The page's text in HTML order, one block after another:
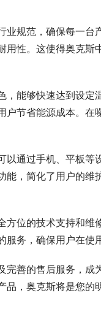
业规范，确保每一台
用性。这使得奥克斯
能够快速达到设定
户节省能源成本。在
通过手机、平板等
，简化了用户的维
位的技术支持和维
务，确保用户在使
善的售后服务，成
，奥克斯将是您的